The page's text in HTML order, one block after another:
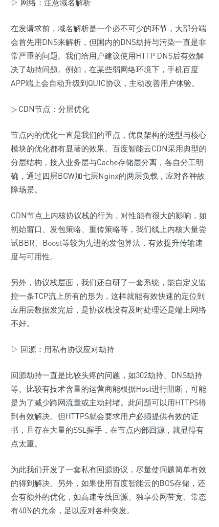
▷ 网络：注意域名解析
在发请求前，域名解析是一个必不可少的环节，大部分端
会首先用DNS来解析，但国内的DNS劫持与污染一直是非
常严重的问题。我们给用户建议使用HTTP DNS后有效解
决了劫持问题。例如，在某些弱网络环境下，手机百度
APP端上会自动升级到QUIC协议，主动改善用户体验。
▷ CDN节点：分层优化
节点内的优化一直是我们的重点，优良架构的选型与核心
模块的优化都有显著的效果。百度智能云CDN采用典型的
分层结构，接入业务层与Cache存储层分离，各自分工明
确，通过四层BGW加七层Nginx的两层负载，应对各种故
障场景。
CDN节点上内核协议栈的行为，对性能有很大的影响，如
初始窗口、发包策略、重传策略等，我们线上内核大量尝
试BBR、Boost等较为先进的发包算法，有效提升传输速
度与可用性。
另外，协议栈层面，我们还自研了一套系统，能自定义监
控一条TCP流上所有的形为，这样就能有效快速的定位到
应用层数据发完后，是协议栈没有及时处理还是端上网络
不好。
▷ 回源：用私有协议应对劫持
回源劫持一直是比较头疼的问题，如302劫持、DNS劫持
等。比较有技术含量的运营商能根据Host进行阻断，可能
是为了减少跨网流量或主动封堵。此问题可以用HTTPS得
到有效解决。但HTTPS就会要求用户必须提供有效的证
书，且存在大量的SSL握手，在节点内部回源，就显得有
点太重。
为此我们开发了一套私有回源协议，尽量使问题简单有效
的得到解决。另外，如果使用百度智能云的BOS存储，还
会有额外的优化，如高速专线回源、独享公网带宽、常态
有40%的允余，足以应对各种突发。